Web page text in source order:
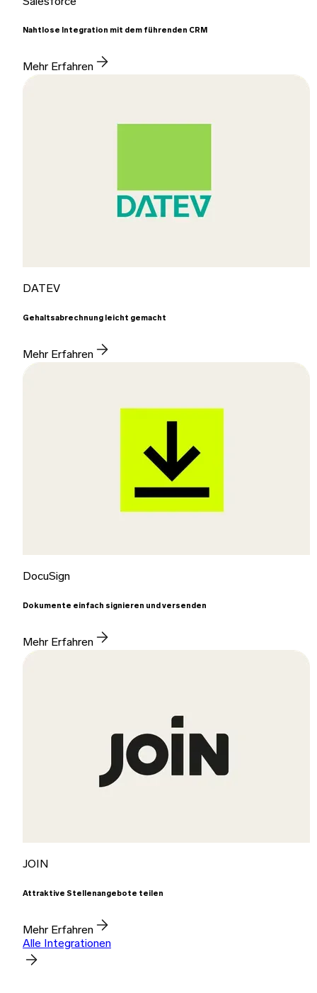
Nahtlose Integration mit dem führenden CRM
Mehr Erfahren
DATEV
Gehaltsabrechnung leicht gemacht
Mehr Erfahren
DocuSign
Dokumente einfach signieren und versenden
Mehr Erfahren
JOIN
Attraktive Stellenangebote teilen
Mehr Erfahren
Alle Integrationen